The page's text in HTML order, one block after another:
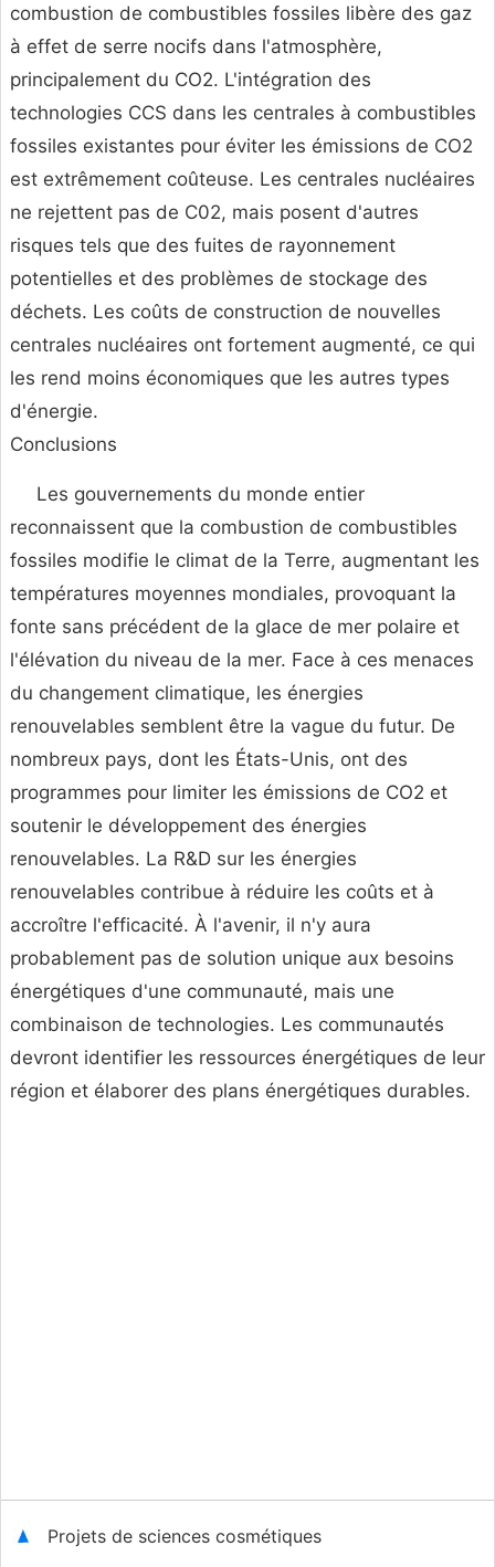
combustion de combustibles fossiles libère des gaz
à effet de serre nocifs dans l'atmosphère,
principalement du CO2. L'intégration des
technologies CCS dans les centrales à combustibles
fossiles existantes pour éviter les émissions de CO2
est extrêmement coûteuse. Les centrales nucléaires
ne rejettent pas de C02, mais posent d'autres
risques tels que des fuites de rayonnement
potentielles et des problèmes de stockage des
déchets. Les coûts de construction de nouvelles
centrales nucléaires ont fortement augmenté, ce qui
les rend moins économiques que les autres types
d'énergie.
Conclusions
Les gouvernements du monde entier
reconnaissent que la combustion de combustibles
fossiles modifie le climat de la Terre, augmentant les
températures moyennes mondiales, provoquant la
fonte sans précédent de la glace de mer polaire et
l'élévation du niveau de la mer. Face à ces menaces
du changement climatique, les énergies
renouvelables semblent être la vague du futur. De
nombreux pays, dont les États-Unis, ont des
programmes pour limiter les émissions de CO2 et
soutenir le développement des énergies
renouvelables. La R&D sur les énergies
renouvelables contribue à réduire les coûts et à
accroître l'efficacité. À l'avenir, il n'y aura
probablement pas de solution unique aux besoins
énergétiques d'une communauté, mais une
combinaison de technologies. Les communautés
devront identifier les ressources énergétiques de leur
région et élaborer des plans énergétiques durables.
Projets de sciences cosmétiques